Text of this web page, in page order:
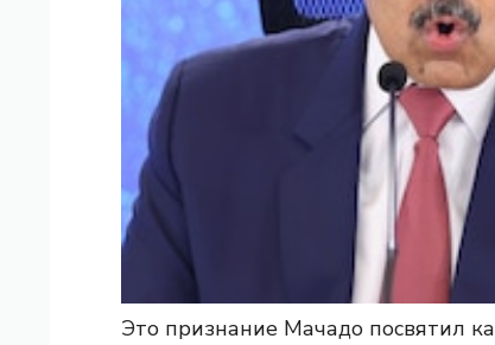
Это признание Мачадо посвятил